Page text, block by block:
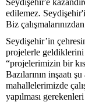
Seydişehir'e
edilemez.
Biz
Seydişehir’in
projelerle geldiklerini
“projelerimizin bir
Bazılarının inşaatı
mahallelerimizde
yapılması